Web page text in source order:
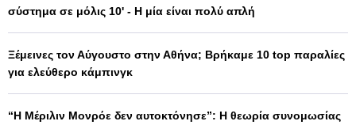
σύστημα σε μόλις 10' - Η μία είναι πολύ απλή
Ξέμεινες τον Αύγουστο στην Αθήνα; Βρήκαμε 10 top παραλίες
για ελεύθερο κάμπινγκ
“Η Μέριλιν Μονρόε δεν αυτοκτόνησε”: Η θεωρία συνομωσίας